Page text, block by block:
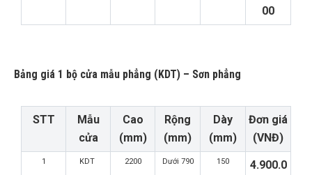
00
Bảng giá 1 bộ cửa mẫu phẳng (KDT) – Sơn phẳng
STT
Mẫu
cửa
Cao
(mm)
Rộng
(mm)
Dày
(mm)
Đơn giá
(VNĐ)
1 KDT 2200 Dưới 790 150
4.900.0